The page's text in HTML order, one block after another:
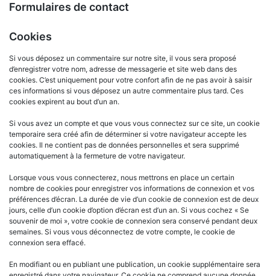
Formulaires de contact
Cookies
Si vous déposez un commentaire sur notre site, il vous sera proposé
d’enregistrer votre nom, adresse de messagerie et site web dans des
cookies. C’est uniquement pour votre confort afin de ne pas avoir à saisir
ces informations si vous déposez un autre commentaire plus tard. Ces
cookies expirent au bout d’un an.
Si vous avez un compte et que vous vous connectez sur ce site, un cookie
temporaire sera créé afin de déterminer si votre navigateur accepte les
cookies. Il ne contient pas de données personnelles et sera supprimé
automatiquement à la fermeture de votre navigateur.
Lorsque vous vous connecterez, nous mettrons en place un certain
nombre de cookies pour enregistrer vos informations de connexion et vos
préférences d’écran. La durée de vie d’un cookie de connexion est de deux
jours, celle d’un cookie d’option d’écran est d’un an. Si vous cochez « Se
souvenir de moi », votre cookie de connexion sera conservé pendant deux
semaines. Si vous vous déconnectez de votre compte, le cookie de
connexion sera effacé.
En modifiant ou en publiant une publication, un cookie supplémentaire sera